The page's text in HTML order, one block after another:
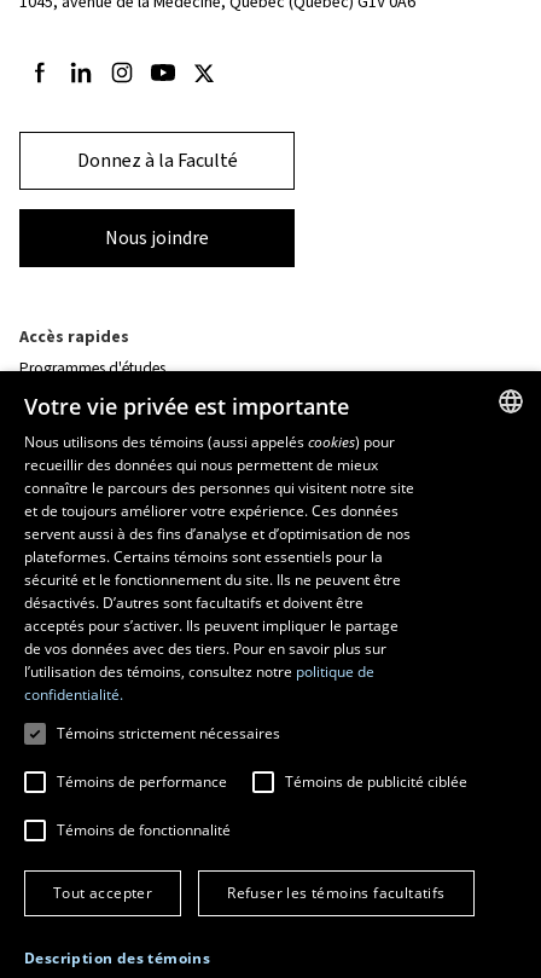
Suivez-nous sur Facebook
Suivez-nous sur LinkedIn
Suivez-nous sur Instagram
Suivez-nous sur Youtube
Suivez-nous sur Twitter
Donnez à la Faculté
Nous joindre
Accès rapides
Programmes d'études
Nos départements et école
Foire aux questions
Ressources
monPortail
MESURES D'URGENCE
Composer le418 656-5555
© 2026 Université Laval
Tous droits réservés
Conditions générales d'utilisation
Fraude en ligne
Paramétrer les témoins
Votre vie privée est importante
Nous utilisons des témoins (aussi appeléscookies) pour
recueillir des données qui nous permettent de mieux
connaître le parcours des personnes qui visitent notre site
et de toujours améliorer votre expérience. Ces données
servent aussi à des fins d’analyse et d’optimisation de nos
plateformes. Certains témoins sont essentiels pour la
sécurité et le fonctionnement du site. Ils ne peuvent être
désactivés. D’autres sont facultatifs et doivent être
acceptés pour s’activer. Ils peuvent impliquer le partage
de vos données avec des tiers. Pour en savoir plus sur
l’utilisation des témoins, consultez notre politique de
confidentialité.
Témoins strictement nécessaires
Témoins de performance Témoins de publicité ciblée
Témoins de fonctionnalité
Tout accepter Refuser les témoins facultatifs
Description des témoins